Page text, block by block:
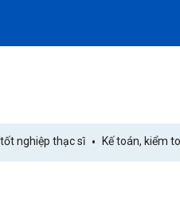
nghiệp thạc sĩ Kế toán, kiểm